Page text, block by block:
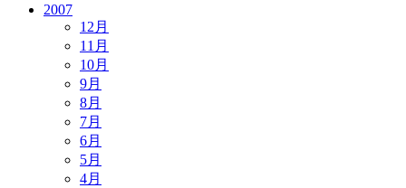
2007
12月
11月
10月
9月
8月
7月
6月
5月
4月